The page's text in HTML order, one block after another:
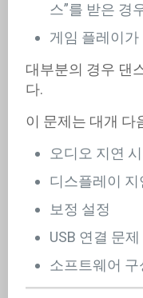
스”를 받은 경
게임 플레이가
대부분의 경우 댄
다.
이 문제는 대개 다
오디오 지연
디스플레이 지
보정 설정
USB 연결 문제
소프트웨어 구